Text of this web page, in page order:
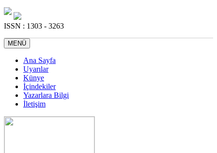
ISSN : 1303 - 3263
MENÜ
Ana Sayfa
Uyarılar
Künye
İçindekiler
Yazarlara Bilgi
İletişim